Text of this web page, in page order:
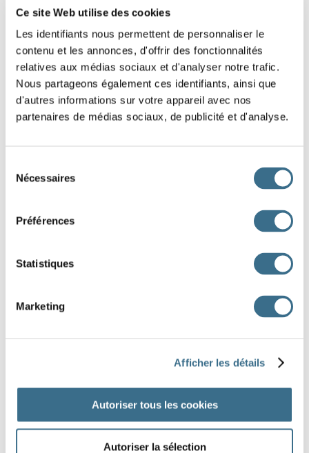
Ce site Web utilise des cookies
Les identifiants nous permettent de personnaliser le
contenu et les annonces, d'offrir des fonctionnalités
relatives aux médias sociaux et d'analyser notre trafic.
Nous partageons également ces identifiants, ainsi que
d'autres informations sur votre appareil avec nos
partenaires de médias sociaux, de publicité et d'analyse.
Nécessaires
Préférences
Statistiques
Marketing
Afficher les détails
Autoriser tous les cookies
Autoriser la sélection
violettes) devant les bons sujets (je, tu, il, ..).
je
tu
nous
balaya balayèrent
balayas